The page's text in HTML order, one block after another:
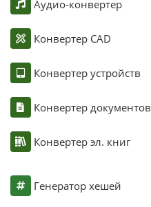
Аудио-конвертер
Конвертер CAD
Конвертер устройств
Конвертер документов
Конвертер эл. книг
Генератор хешей